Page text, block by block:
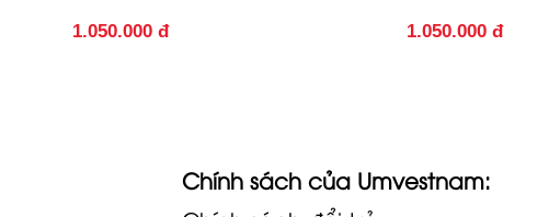
1.050.000 đ 1.050.000 đ
Chính sách của Umvestnam: